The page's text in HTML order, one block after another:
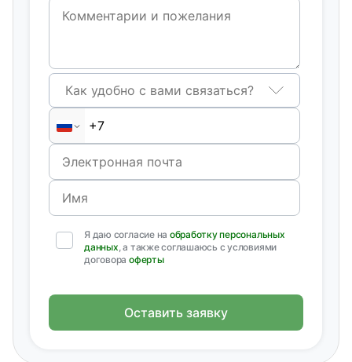
Как удобно с вами связаться?
Я даю согласие на обработку персональных
данных, а также соглашаюсь с условиями
договора оферты
Оставить заявку